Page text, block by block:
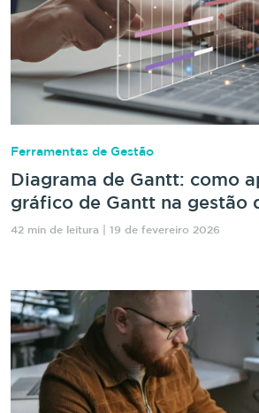
Ferramentas de Gestão
Diagrama de Gantt: como
gráfico de Gantt na gestão
42 min de leitura | 19 de fevereiro 2026